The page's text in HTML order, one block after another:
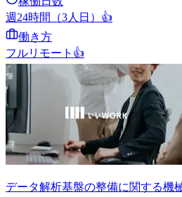
週24時間（3人日） 👍
働き方
フルリモート 👍
データ解析基盤の整備に関する機